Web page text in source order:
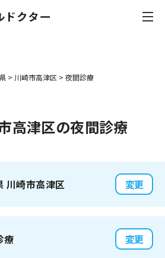
> 川崎市高津区 > 夜間診療
高津区の夜間診療
川崎市高津区 変更
療 変更